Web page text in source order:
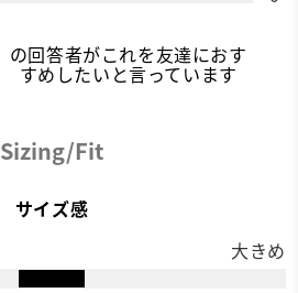
の回答者がこれを友達におす
すめしたいと言っています
Sizing/Fit
サイズ感
大きめ